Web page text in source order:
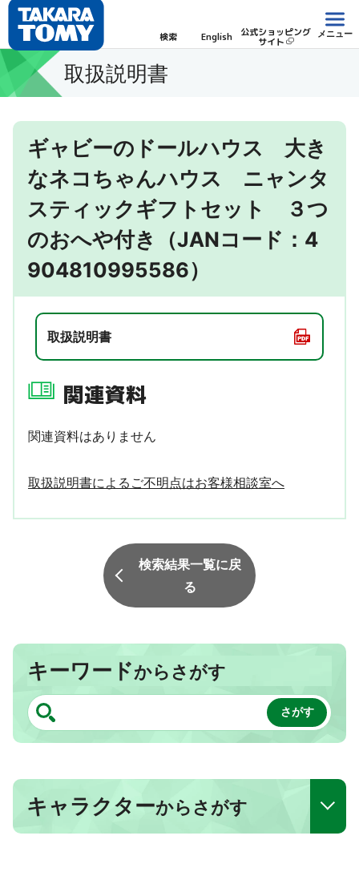
検索 English 公式ショッピング
サイト
メニュー
取扱説明書
ギャビーのドールハウス 大き
なネコちゃんハウス ニャンタ
スティックギフトセット ３つ
のおへや付き（JANコード：4
904810995586）
取扱説明書
関連資料
関連資料はありません
取扱説明書によるご不明点はお客様相談室へ
検索結果一覧に戻
る
キーワードからさがす
キャラクターからさがす